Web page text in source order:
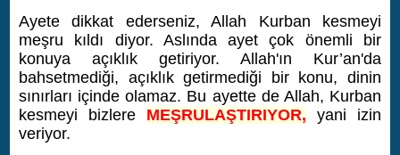
Ayete dikkat ederseniz, Allah Kurban kesmeyi
meşru kıldı diyor. Aslında ayet çok önemli bir
konuya açıklık getiriyor. Allah'ın Kur’an'da
bahsetmediği, açıklık getirmediği bir konu, dinin
sınırları içinde olamaz. Bu ayette de Allah, Kurban
kesmeyi bizlere MEŞRULAŞTIRIYOR, yani izin
veriyor.